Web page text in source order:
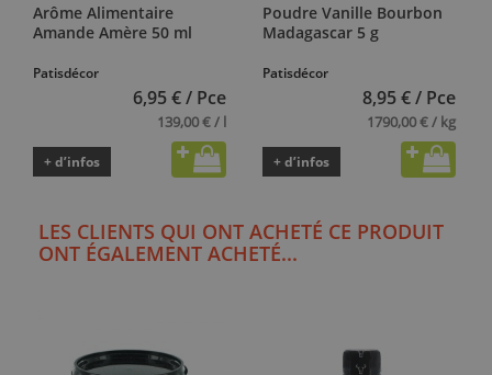
Arôme Alimentaire
Amande Amère 50 ml
Patisdécor
6,95 € / Pce
139,00 € / l
+ d’infos
Poudre Vanille Bourbon
Madagascar 5 g
Patisdécor
8,95 € / Pce
1790,00 € / kg
+ d’infos
LES CLIENTS QUI ONT ACHETÉ CE PRODUIT
ONT ÉGALEMENT ACHETÉ...